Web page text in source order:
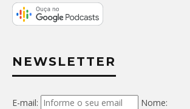
NEWSLETTER
E-mail: Nome: